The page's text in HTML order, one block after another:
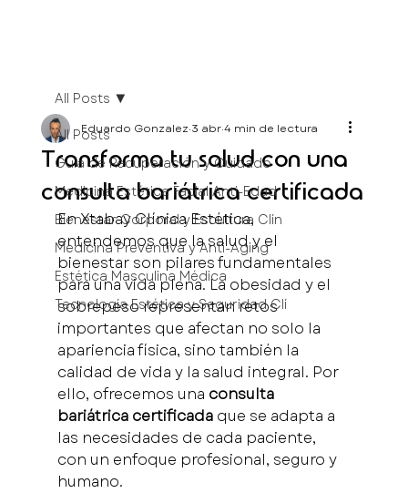
All Posts
Guía de Recuperación y Cuidado
Medicina Estética Facial Anti-Edad
Bienestar Corporal y Escultura Clín
Medicina Preventiva y Anti-Aging
Estética Masculina Médica
Tecnología Estética y Seguridad Clí
All Posts
Transforma tu salud con una
consulta bariátrica certificada
Eduardo Gonzalez 3 abr4 min de lectura
En Xtabay Clínica Estética,
entendemos que la salud y el
bienestar son pilares fundamentales
para una vida plena. La obesidad y el
sobrepeso representan retos
importantes que afectan no solo la
apariencia física, sino también la
calidad de vida y la salud integral. Por
ello, ofrecemos una consulta
bariátrica certificada que se adapta a
las necesidades de cada paciente,
con un enfoque profesional, seguro y
humano.